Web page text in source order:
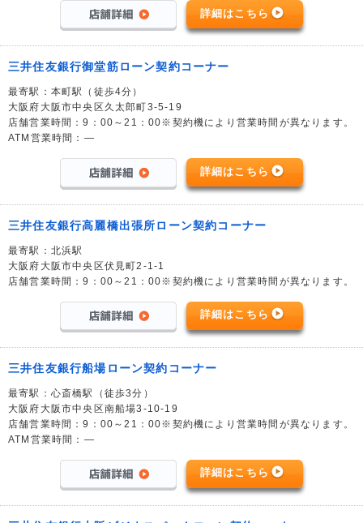
詳細はこちら
三井住友銀行御堂筋ローン契約コーナー
最寄駅：本町駅（徒歩4分）
大阪府大阪市中央区久太郎町3-5-19
店舗営業時間：9：00～21：00※契約機により営業時間が異なります。
ATM営業時間：―
詳細はこちら
三井住友銀行高麗橋出張所ローン契約コーナー
最寄駅：北浜駅
大阪府大阪市中央区伏見町2-1-1
店舗営業時間：9：00～21：00※契約機により営業時間が異なります。
詳細はこちら
三井住友銀行船場ローン契約コーナー
最寄駅：心斎橋駅（徒歩3分）
大阪府大阪市中央区南船場3-10-19
店舗営業時間：9：00～21：00※契約機により営業時間が異なります。
ATM営業時間：―
詳細はこちら